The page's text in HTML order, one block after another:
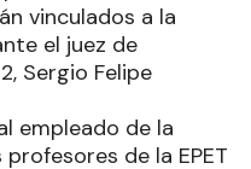
vinculados a la
el juez de
Sergio Felipe
empleado de la
de la EPET